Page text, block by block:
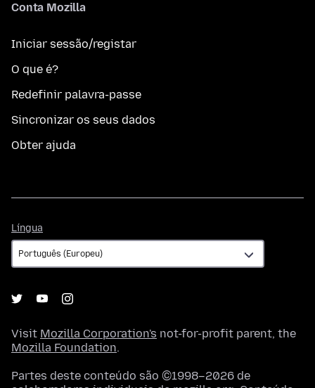
Conta Mozilla
Iniciar sessão/registar
O que é?
Redefinir palavra-passe
Sincronizar os seus dados
Obter ajuda
Língua
Visit Mozilla Corporation's not-for-profit parent, the
Mozilla Foundation.
Partes deste conteúdo são ©1998–2026 de